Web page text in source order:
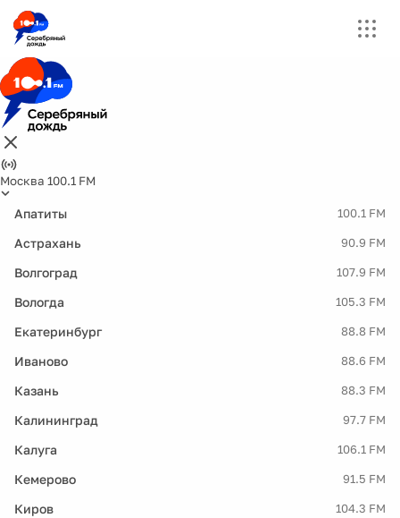
Москва 100.1 FM
Апатиты 100.1 FM
Астрахань 90.9 FM
Волгоград 107.9 FM
Вологда 105.3 FM
Екатеринбург 88.8 FM
Иваново 88.6 FM
Казань 88.3 FM
Калининград 97.7 FM
Калуга 106.1 FM
Кемерово 91.5 FM
Киров 104.3 FM